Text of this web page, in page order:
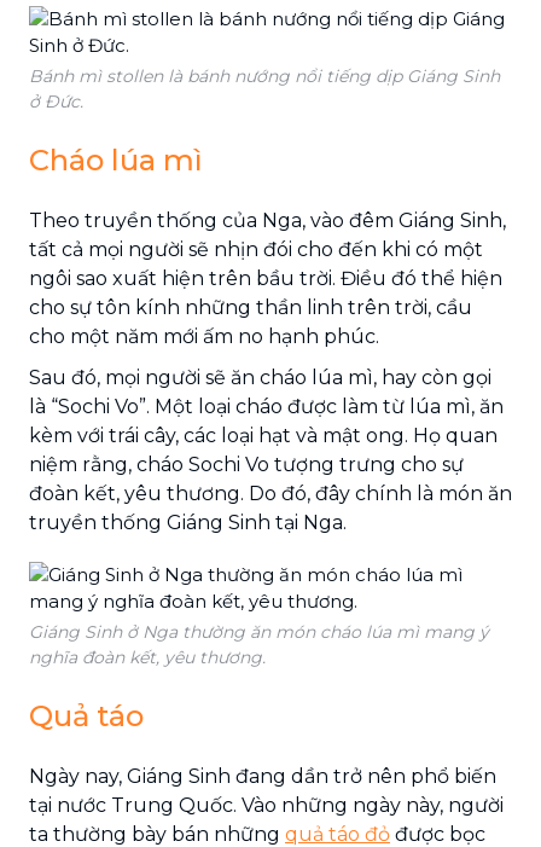
Bánh mì stollen là bánh nướng nổi tiếng dịp Giáng Sinh
ở Đức.
Cháo lúa mì
Theo truyền thống của Nga, vào đêm Giáng Sinh,
tất cả mọi người sẽ nhịn đói cho đến khi có một
ngôi sao xuất hiện trên bầu trời. Điều đó thể hiện
cho sự tôn kính những thần linh trên trời, cầu
cho một năm mới ấm no hạnh phúc.
Sau đó, mọi người sẽ ăn cháo lúa mì, hay còn gọi
là “Sochi Vo”. Một loại cháo được làm từ lúa mì, ăn
kèm với trái cây, các loại hạt và mật ong. Họ quan
niệm rằng, cháo Sochi Vo tượng trưng cho sự
đoàn kết, yêu thương. Do đó, đây chính là món ăn
truyền thống Giáng Sinh tại Nga.
Giáng Sinh ở Nga thường ăn món cháo lúa mì mang ý
nghĩa đoàn kết, yêu thương.
Quả táo
Ngày nay, Giáng Sinh đang dần trở nên phổ biến
tại nước Trung Quốc. Vào những ngày này, người
ta thường bày bán những quả táo đỏ được bọc